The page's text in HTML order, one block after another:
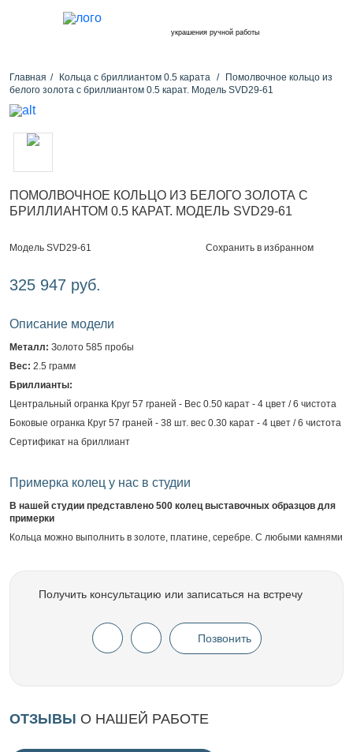
украшения ручной работы
Главная Кольца с бриллиантом 0.5 карата
Помолвочное кольцо из
белого золота с бриллиантом 0.5 карат. Модель SVD29-61
ПОМОЛВОЧНОЕ КОЛЬЦО ИЗ БЕЛОГО ЗОЛОТА С
БРИЛЛИАНТОМ 0.5 КАРАТ. МОДЕЛЬ SVD29-61
Модель SVD29-61 Сохранить в избранном
325 947 руб.
Описание модели
Металл: Золото 585 пробы
Вес: 2.5 грамм
Бриллианты:
Центральный огранка Круг 57 граней - Вес 0.50 карат - 4 цвет / 6 чистота
Боковые огранка Круг 57 граней - 38 шт. вес 0.30 карат - 4 цвет / 6 чистота
Сертификат на бриллиант
Примерка колец у нас в студии
В нашей студии представлено 500 колец выставочных образцов для
примерки
Кольца можно выполнить в золоте, платине, серебре. С любыми камнями
Получить консультацию или записаться на встречу
Позвонить
ОТЗЫВЫ О НАШЕЙ РАБОТЕ